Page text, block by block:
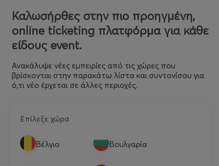
Καλωσήρθες στην πιο προηγμένη,
online ticketing πλατφόρμα για κάθε
είδους event.
Ανακάλυψε νέες εμπειρίες από τις χώρες που
βρίσκονται στην παρακάτω λίστα και συντονίσου για
ό,τι νέο έρχεται σε άλλες περιοχές.
Επίλεξε χώρα
Βέλγιο Βουλγαρία